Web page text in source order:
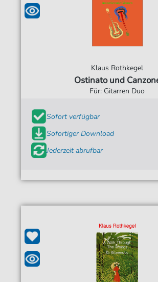
Klaus Rothkegel
Ostinato und
Für: Gitarren Duo
Sofort verfügbar
Sofortiger Download
Jederzeit abrufbar